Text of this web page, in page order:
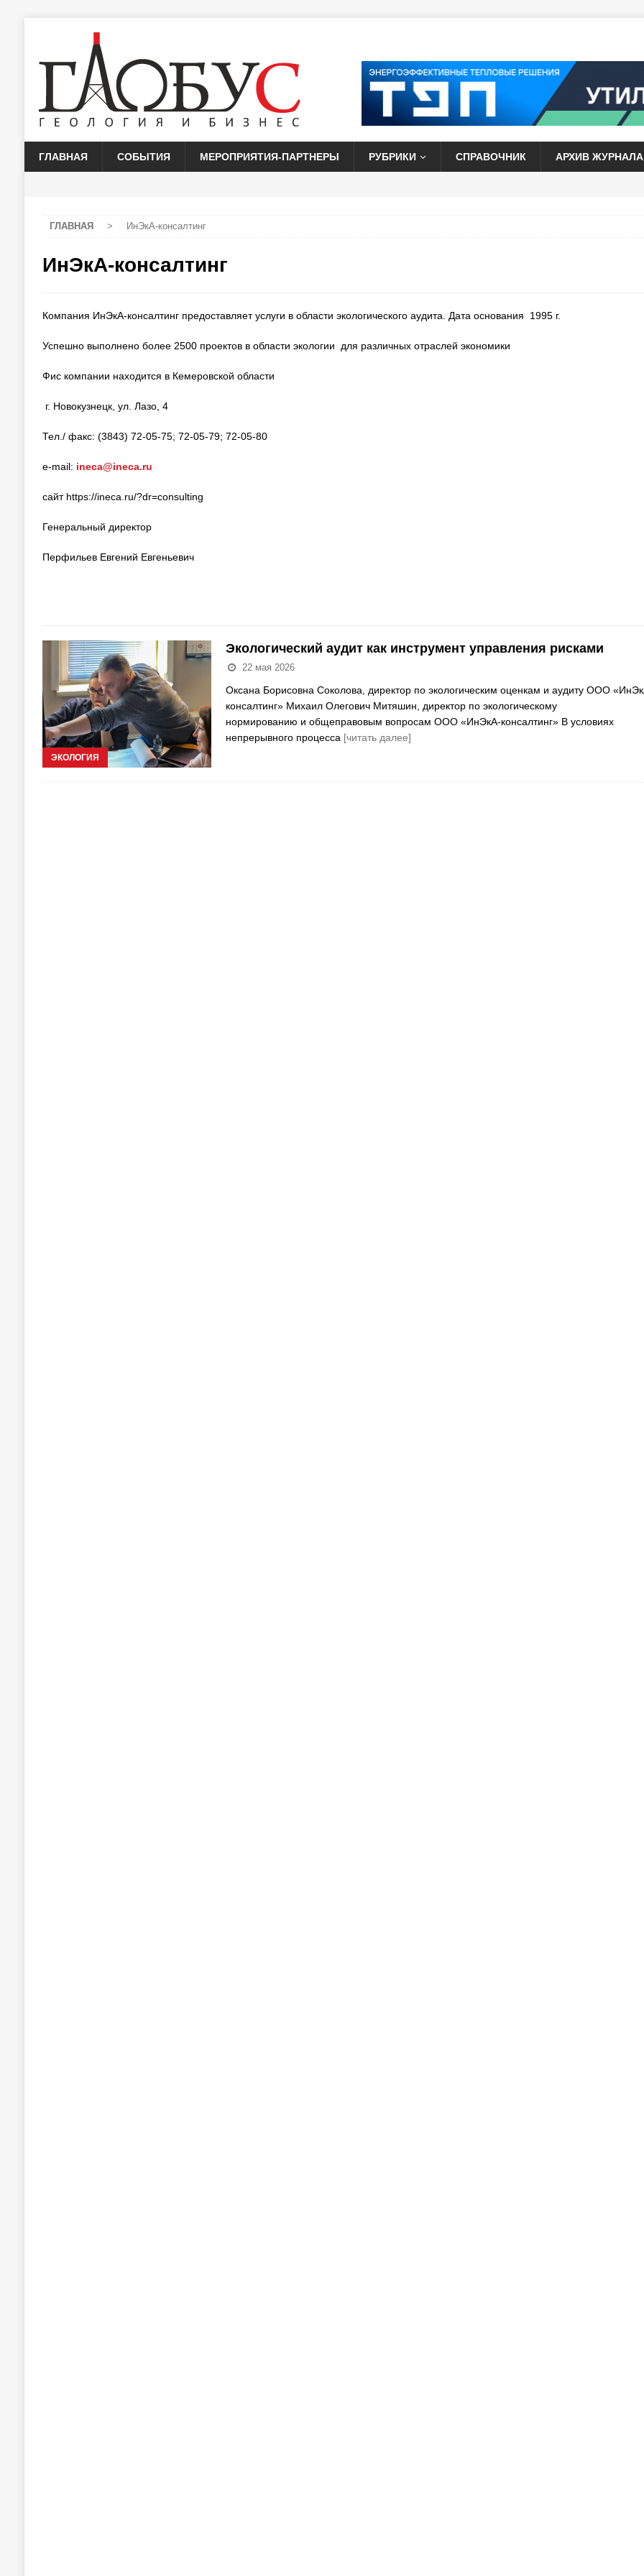
ГЛАВНАЯ СОБЫТИЯ МЕРОПРИЯТИЯ-ПАРТНЕРЫ РУБРИКИ СПРАВОЧНИК АРХИВ ЖУРНАЛА
ГЛАВНАЯ > ИнЭкА-консалтинг
ИнЭкА-консалтинг
Компания ИнЭкА-консалтинг предоставляет услуги в области экологического аудита. Дата основания 1995 г.
Успешно выполнено более 2500 проектов в области экологии для различных отраслей экономики
Фис компании находится в Кемеровской области
г. Новокузнецк, ул. Лазо, 4
Тел./ факс: (3843) 72-05-75; 72-05-79; 72-05-80
e-mail: ineca@ineca.ru
сайт https://ineca.ru/?dr=consulting
Генеральный директор
Перфильев Евгений Евгеньевич
ЭКОЛОГИЯ
Экологический аудит как инструмент управления рисками
22 мая 2026
Оксана Борисовна Соколова, директор по экологическим оценкам и аудиту ООО
консалтинг» Михаил Олегович Митяшин, директор по экологическому
нормированию и общеправовым вопросам ООО «ИнЭкА-консалтинг» В условиях
непрерывного процесса [читать далее]